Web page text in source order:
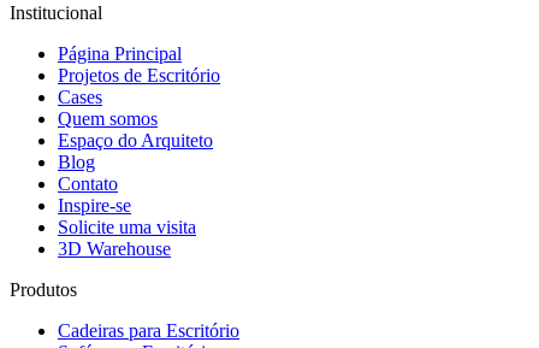
Institucional
Página Principal
Projetos de Escritório
Cases
Quem somos
Espaço do Arquiteto
Blog
Contato
Inspire-se
Solicite uma visita
3D Warehouse
Produtos
Cadeiras para Escritório